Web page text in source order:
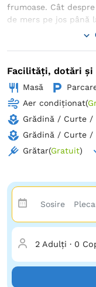
frumoase. Cât
de mers pe jos până
Camerele sunt
cameră dispune de o
autovehiculului tău
găsești o parcare
supravegheată video.
Rezervă acum la 3M
momente de
Facilități, dotări și
Masă
Aer condiționat(
Grădină / Curte /
Grădină / Curte /
Grătar(Gratuit)
2 Adulți · 0